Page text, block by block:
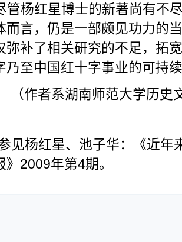
杨红星博士的新著尚有不
而言，仍是一部颇见功力的
弥补了相关研究的不足，拓
乃至中国红十字事业的可持
（作者系湖南师范大学历
见杨红星、池子华：《近年
》2009年第4期。